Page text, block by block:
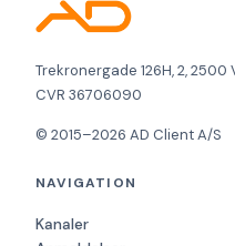
Trekronergade 126H, 2, 2500
CVR 36706090
© 2015–2026 AD Client A/S
NAVIGATION
Kanaler